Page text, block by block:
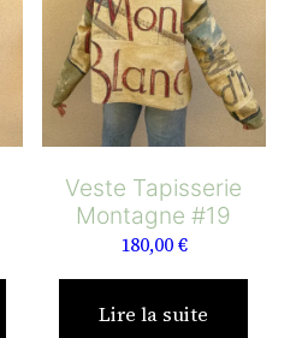
Veste Tapisserie
Montagne #19
180,00€
Lire la suite